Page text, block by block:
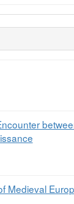
Medieval